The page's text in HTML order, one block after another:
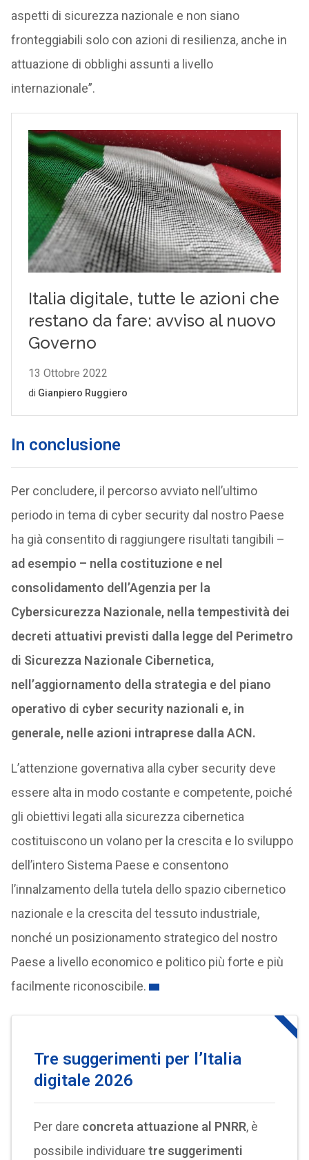
aspetti di sicurezza nazionale e non siano
fronteggiabili solo con azioni di resilienza, anche in
attuazione di obblighi assunti a livello
internazionale”.
In conclusione
Per concludere, il percorso avviato nell’ultimo
periodo in tema di cyber security dal nostro Paese
ha già consentito di raggiungere risultati tangibili –
ad esempio – nella costituzione e nel
consolidamento dell’Agenzia per la
Cybersicurezza Nazionale, nella tempestività dei
decreti attuativi previsti dalla legge del Perimetro
di Sicurezza Nazionale Cibernetica,
nell’aggiornamento della strategia e del piano
operativo di cyber security nazionali e, in
generale, nelle azioni intraprese dalla ACN.
L’attenzione governativa alla cyber security deve
essere alta in modo costante e competente, poiché
gli obiettivi legati alla sicurezza cibernetica
costituiscono un volano per la crescita e lo sviluppo
dell’intero Sistema Paese e consentono
l’innalzamento della tutela dello spazio cibernetico
nazionale e la crescita del tessuto industriale,
nonché un posizionamento strategico del nostro
Paese a livello economico e politico più forte e più
facilmente riconoscibile.
Tre suggerimenti per l’Italia
digitale 2026
Per dare concreta attuazione al PNRR, è
possibile individuare tre suggerimenti